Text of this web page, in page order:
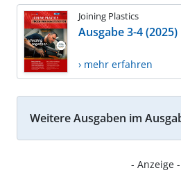
Joining Plastics
Ausgabe 3-4 (2025)
› mehr erfahren
Weitere Ausgaben im
- Anzeige -